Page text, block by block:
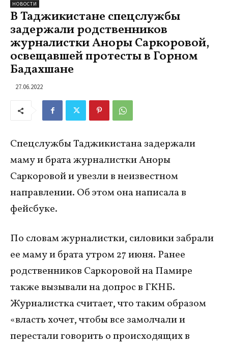
НОВОСТИ
В Таджикистане спецслужбы
задержали родственников
журналистки Аноры Саркоровой,
освещавшей протесты в Горном
Бадахшане
27.06.2022
Спецслужбы Таджикистана задержали
маму и брата журналистки Аноры
Саркоровой и увезли в неизвестном
направлении. Об этом она написала в
фейсбуке.
По словам журналистки, силовики забрали
ее маму и брата утром 27 июня. Ранее
родственников Саркоровой на Памире
также вызывали на допрос в ГКНБ.
Журналистка считает, что таким образом
«власть хочет, чтобы все замолчали и
перестали говорить о происходящих в